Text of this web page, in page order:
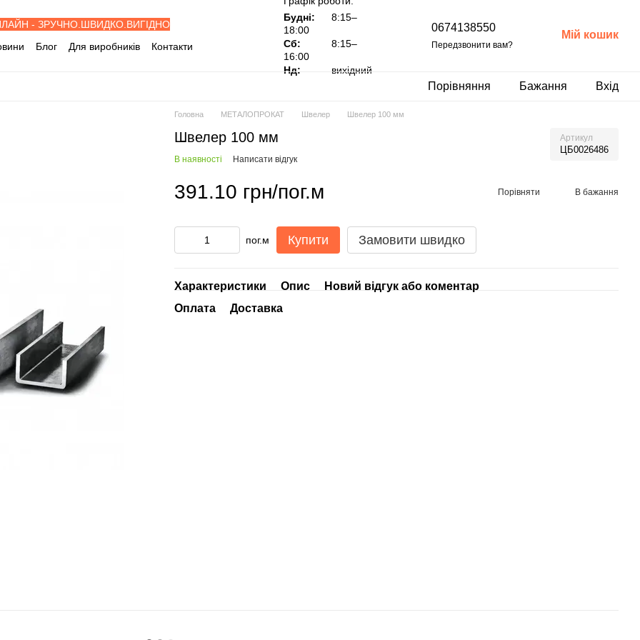
- ЗРУЧНО.ШВИДКО.ВИГІДНО
Блог Для виробників
Контакти
Будні:
8:15–
18:00
Сб:
8:15–
16:00
Нд:
вихідний
0674138550
Передзвонити вам?
Мій кошик
Порівняння Бажання Вхід
Головна МЕТАЛОПРОКАТ Швелер Швелер 100 мм
Швелер 100 мм Артикул
ЦБ0026486
В наявності Написати відгук
391.10 грн/пог.м Порівняти В бажання
пог.м Купити Замовити швидко
Характеристики Опис
Новий відгук або коментар
Оплата
Доставка